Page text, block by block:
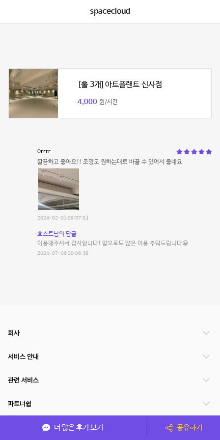
spacecloud
[홀 3개] 아트플랜트 신사점
4,000 원/시간
0rrrr
깔끔하고 좋아요!! 조명도 원하는대로 바꿀 수 있어서 좋네요
2024-02-03 09:57:03
호스트님의 답글
이용해주셔서 감사합니다! 앞으로도 많은 이용 부탁드립니다😀
2024-07-06 20:06:38
더 많은 후기 보기 공유하기
회사
서비스 안내
관련 서비스
파트너쉽
서비스 제공 국가